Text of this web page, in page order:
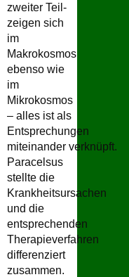
zweiter Teil-
zeigen sich
im
Makrokosmos
ebenso wie
im
Mikrokosmos
– alles ist als
Entsprechungen
miteinander verknüpft.
Paracelsus
stellte die
Krankheitsursachen
und die
entsprechenden
Therapieverfahren
differenziert
zusammen.